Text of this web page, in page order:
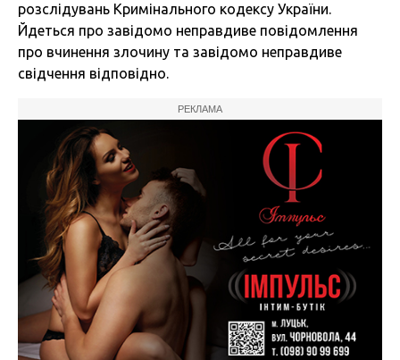
розслідувань Кримінального кодексу України.
Йдеться про завідомо неправдиве повідомлення
про вчинення злочину та завідомо неправдиве
свідчення відповідно.
РЕКЛАМА